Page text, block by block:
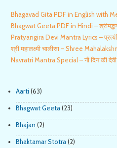
Bhagavad Gita PDF in English with
Bhagwat Geeta PDF in Hindi –
Pratyangira Devi Mantra Lyrics –
श्री महालक्ष्मी चालीसा – Shree
Navratri Mantra Special – नौ दिन की
Aarti (63)
Bhagwat Geeta (23)
Bhajan (2)
Bhaktamar Stotra (2)